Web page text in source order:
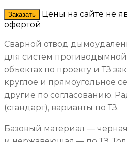
Заказать
Цены на сайте не
офертой
Сварной отвод
для систем
объектах по проекту и ТЗ
круглое и прямоугольное
другие по согласованию.
(стандарт), варианты по ТЗ.
Базовый материал —